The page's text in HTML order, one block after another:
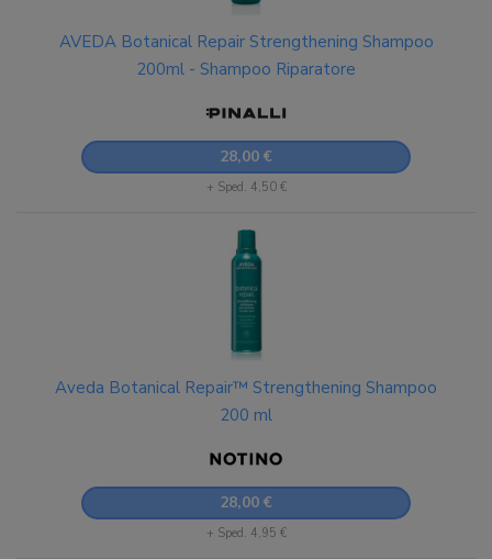
AVEDA Botanical Repair Strengthening Shampoo
200ml - Shampoo Riparatore
28,00 €
+ Sped. 4,50 €
Aveda Botanical Repair™ Strengthening Shampoo
200 ml
28,00 €
+ Sped. 4,95 €